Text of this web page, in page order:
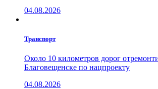
04.08.2026
Транспорт
Около 10 километров дорог
Благовещенске по нацпроекту
04.08.2026